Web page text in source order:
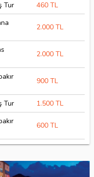
Tur 460 TL
2.000 TL
2.000 TL
900 TL
Tur 1.500 TL
600 TL